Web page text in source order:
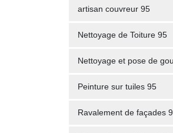
artisan couvreur 95
Nettoyage de Toiture 95
Nettoyage et pose de
Peinture sur tuiles 95
Ravalement de façades